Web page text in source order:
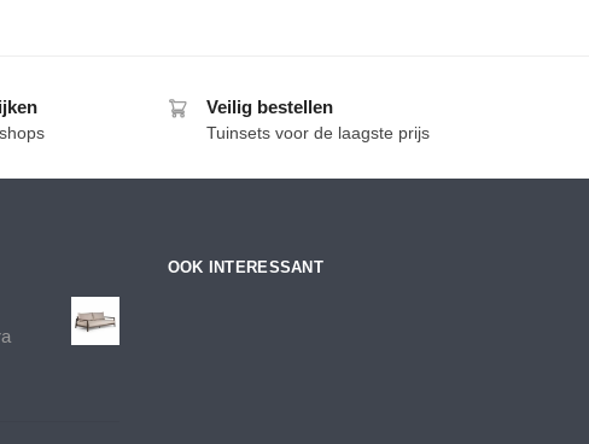
Veilig bestellen
Tuinsets voor de laagste prijs
OOK INTERESSANT